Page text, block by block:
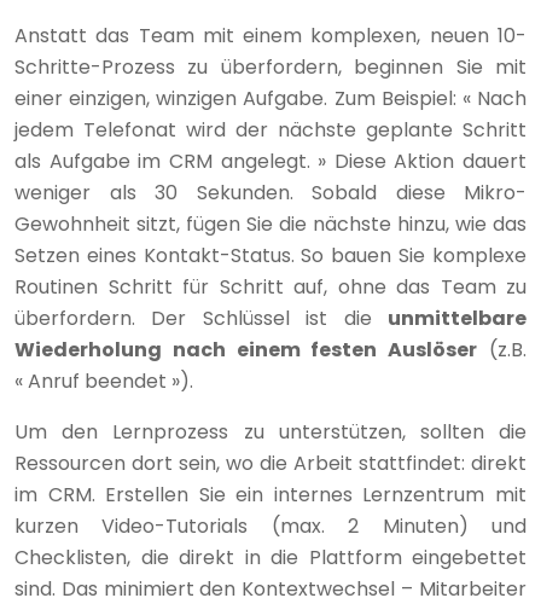
Anstatt das Team mit einem komplexen, neuen 10-
Schritte-Prozess zu überfordern, beginnen Sie mit
einer einzigen, winzigen Aufgabe. Zum Beispiel: « Nach
jedem Telefonat wird der nächste geplante Schritt
als Aufgabe im CRM angelegt. » Diese Aktion dauert
weniger als 30 Sekunden. Sobald diese Mikro-
Gewohnheit sitzt, fügen Sie die nächste hinzu, wie das
Setzen eines Kontakt-Status. So bauen Sie komplexe
Routinen Schritt für Schritt auf, ohne das Team zu
überfordern. Der Schlüssel ist die unmittelbare
Wiederholung nach einem festen Auslöser (z.B.
« Anruf beendet »).
Um den Lernprozess zu unterstützen, sollten die
Ressourcen dort sein, wo die Arbeit stattfindet: direkt
im CRM. Erstellen Sie ein internes Lernzentrum mit
kurzen Video-Tutorials (max. 2 Minuten) und
Checklisten, die direkt in die Plattform eingebettet
sind. Das minimiert den Kontextwechsel – Mitarbeiter